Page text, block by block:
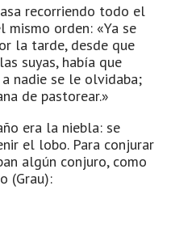
recorriendo todo el
mismo orden: «Ya se
la tarde, desde que
suyas, había que
nadie se le olvidaba;
de pastorear.»
era la niebla: se
el lobo. Para conjurar
algún conjuro, como
(Grau):